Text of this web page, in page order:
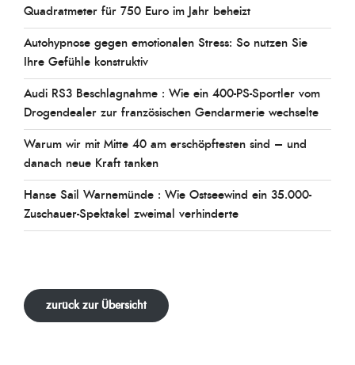
Quadratmeter für 750 Euro im Jahr beheizt
Autohypnose gegen emotionalen Stress: So nutzen Sie
Ihre Gefühle konstruktiv
Audi RS3 Beschlagnahme : Wie ein 400-PS-Sportler vom
Drogendealer zur französischen Gendarmerie wechselte
Warum wir mit Mitte 40 am erschöpftesten sind – und
danach neue Kraft tanken
Hanse Sail Warnemünde : Wie Ostseewind ein 35.000-
Zuschauer-Spektakel zweimal verhinderte
zurück zur Übersicht